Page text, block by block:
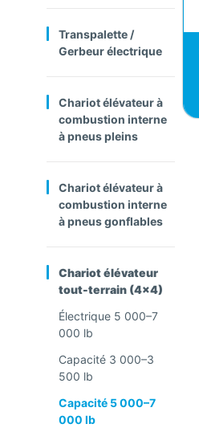
Transpalette /
Gerbeur électrique
Chariot élévateur à
combustion interne
à pneus pleins
Chariot élévateur à
combustion interne
à pneus gonflables
Chariot élévateur
tout-terrain (4x4)
Électrique 5 000–7
000 lb
Capacité 3 000–3
500 lb
Capacité 5 000–7
000 lb